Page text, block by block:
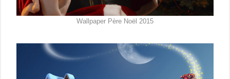
Wallpaper Père Noël 2015